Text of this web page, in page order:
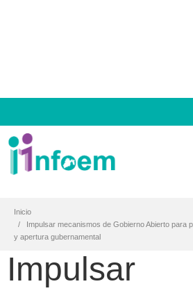
Inicio
Impulsar mecanismos de Gobierno Abierto para
y apertura gubernamental
Impulsar